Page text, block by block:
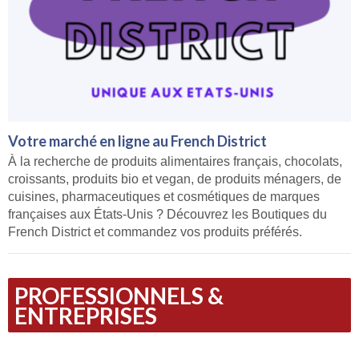
Votre marché en ligne au French District
À la recherche de produits alimentaires français, chocolats,
croissants, produits bio et vegan, de produits ménagers, de
cuisines, pharmaceutiques et cosmétiques de marques
françaises aux États-Unis ? Découvrez les Boutiques du
French District et commandez vos produits préférés.
PROFESSIONNELS &
ENTREPRISES